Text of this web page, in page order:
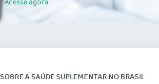
Acesseagora
A SAÚDE SUPLEMENTAR NO BRASIL